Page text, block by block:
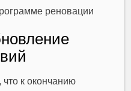
реновации
что к окончанию